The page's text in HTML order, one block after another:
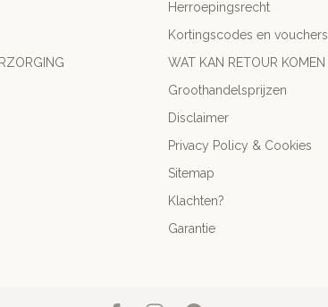
Herroepingsrecht
Kortingscodes en vouchers
WAT KAN RETOUR KOMEN
Groothandelsprijzen
Disclaimer
Privacy Policy & Cookies
Sitemap
Klachten?
Garantie